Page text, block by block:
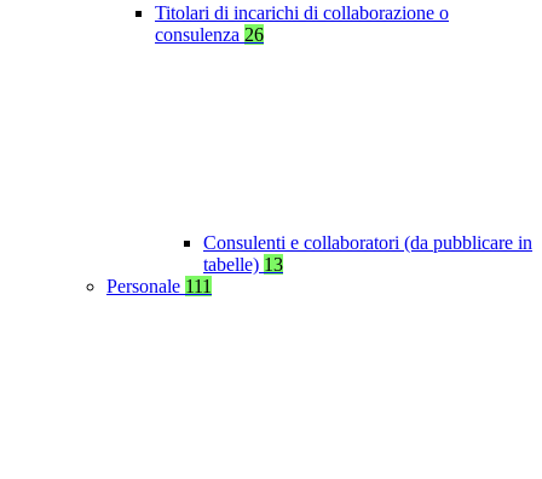
Titolari di incarichi di collaborazione o
consulenza 26
Consulenti e collaboratori (da pubblicare in
tabelle) 13
Personale 111